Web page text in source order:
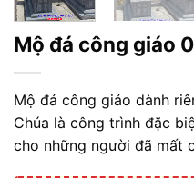
Mộ đá công giáo
Mộ đá công giáo dành
Chúa là công trình đặc
cho những người đã mất